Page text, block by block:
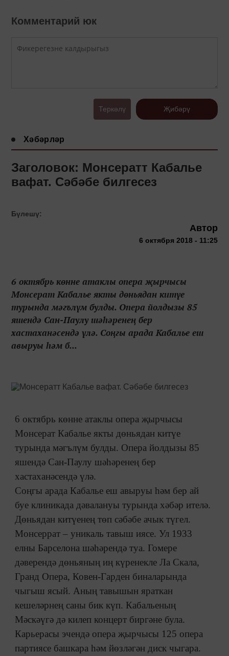
Комментарий юк
Теркәлү Җибәрү
Хәбәрләр
Заголовок: Монсератт Кабалье
вафат. Сәбәбе билгесез
Бүлешү:
Автор
6 октября 2018 - 11:25
6 октябрь көнне атаклы опера җырчысы
Монсерат Кабалье якты дөньядан китүе
турында мәгълүм булды. Опера йолдызы 85
яшендә Сан-Паулу шәһәренең бер
хастаханәсендә үлә. Соңгы арада Кабалье еш
авыруы һәм б...
6 октябрь көнне атаклы опера җырчысы
Монсерат Кабалье якты дөньядан китүе
турында мәгълүм булды. Опера йолдызы 85
яшендә Сан-Паулу шәһәренең бер
хастаханәсендә үлә.
Соңгы арада Кабалье еш авыруы һәм бер ай
буе клиникада дәвалануы турында хәбәр ителә.
Дөньядан китүенең төп сәбәбе ачык түгел.
Монсеррат – уникаль тавыш иясе. Ул 1933
елны Барселона шәһәрендә туа. Гомере
дәверендә дөньяның иң күренекле Ла Скала,
Гранд Опера, Ковен-Гарден биналарында
чыгыш ясый. Аның тавышын яраткан
кешеләрнең саны бик күп. Кабальеның
Мәскәүгә дә килеп концерт биргәне була.
Карьерасы эчендә опера җырчысы 125 опера
партиясе башкара һәм йөзләгән диск чыгара.